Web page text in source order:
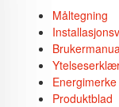
Måltegning
Energimerke
Produktblad